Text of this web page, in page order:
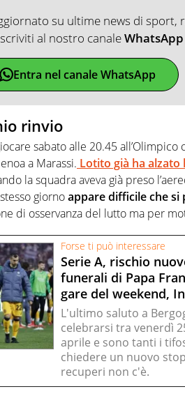
su ultime news di sport,
al nostro canaleWhatsApp
Entra nel canale WhatsApp
rinvio
sabato alle 20.45 all’Olimpico
a Marassi. Lotito già ha alzato
la squadra aveva già preso
giornoappare difficile che si
di osservanza del lutto ma per
Forse ti può interessare
Serie A, rischio
funerali di Papa
gare del weekend,
L'ultimo saluto a
celebrarsi tra venerdì
aprile e sono tanti i
chiedere un nuovo
recuperi non c'è.